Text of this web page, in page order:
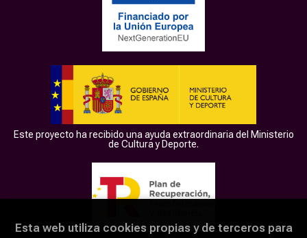
Este proyecto ha recibido una ayuda extraordinaria del Ministerio
de Cultura y Deporte.
Esta web utiliza cookies propias y de terceros para